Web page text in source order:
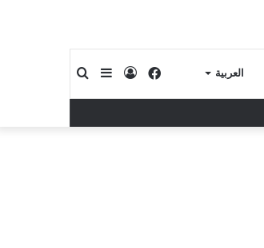
العربية إضافةتسجيلفيسبوك